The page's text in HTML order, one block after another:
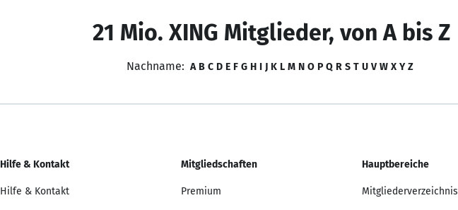
21 Mio. XING Mitglieder, von A bis Z
Nachname: A B C D E F G H I J K L M N O P Q R S T U V W X Y Z
Hilfe & Kontakt
Hilfe & Kontakt
Mitgliedschaften
Premium
Hauptbereiche
Mitgliederverzeichnis